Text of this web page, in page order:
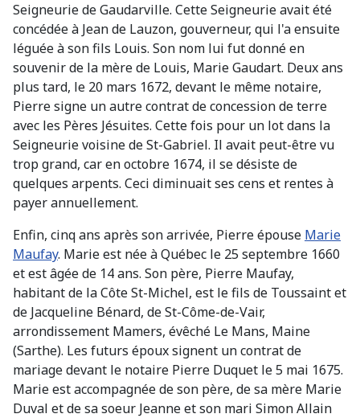
Seigneurie de Gaudarville. Cette Seigneurie avait été
concédée à Jean de Lauzon, gouverneur, qui l'a ensuite
léguée à son fils Louis. Son nom lui fut donné en
souvenir de la mère de Louis, Marie Gaudart. Deux ans
plus tard, le 20 mars 1672, devant le même notaire,
Pierre signe un autre contrat de concession de terre
avec les Pères Jésuites. Cette fois pour un lot dans la
Seigneurie voisine de St-Gabriel. Il avait peut-être vu
trop grand, car en octobre 1674, il se désiste de
quelques arpents. Ceci diminuait ses cens et rentes à
payer annuellement.
Enfin, cinq ans après son arrivée, Pierre épouse Marie
Maufay. Marie est née à Québec le 25 septembre 1660
et est âgée de 14 ans. Son père, Pierre Maufay,
habitant de la Côte St-Michel, est le fils de Toussaint et
de Jacqueline Bénard, de St-Côme-de-Vair,
arrondissement Mamers, évêché Le Mans, Maine
(Sarthe). Les futurs époux signent un contrat de
mariage devant le notaire Pierre Duquet le 5 mai 1675.
Marie est accompagnée de son père, de sa mère Marie
Duval et de sa soeur Jeanne et son mari Simon Allain